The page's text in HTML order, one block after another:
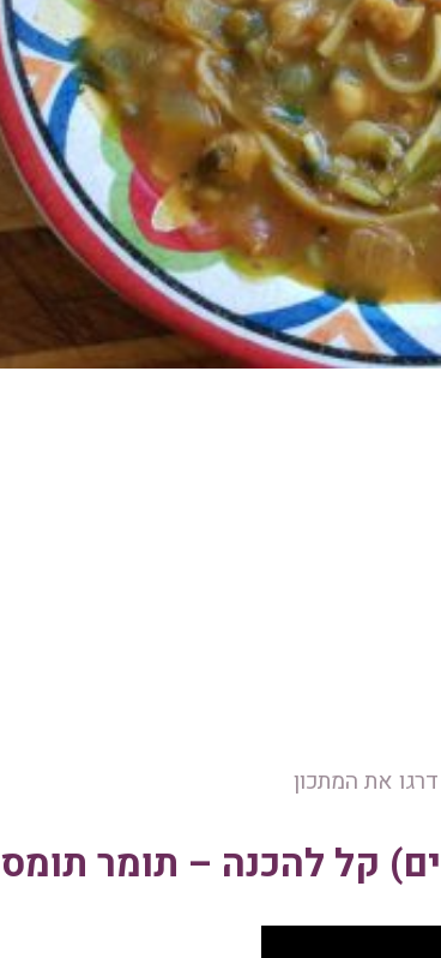
דרגו את המתכון
קל להכנה – תומר תומס